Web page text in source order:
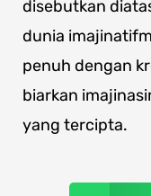
disebutkan
dunia
penuh dengan
biarkan
yang tercipta.